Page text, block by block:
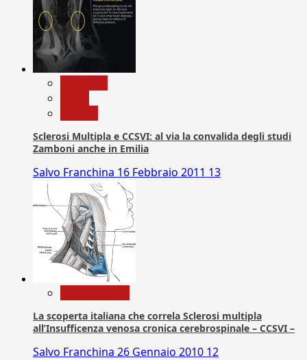
Sclerosi Multipla e CCSVI: al via la convalida degli studi
Zamboni anche in Emilia
Salvo Franchina 16 Febbraio 2011 13
La scoperta italiana che correla Sclerosi multipla
all’Insufficenza venosa cronica cerebrospinale – CCSVI –
Salvo Franchina 26 Gennaio 2010 12